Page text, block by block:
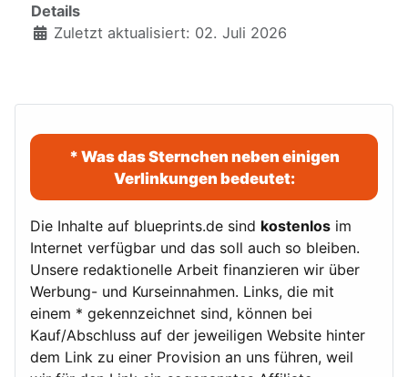
Details
Zuletzt aktualisiert: 02. Juli 2026
* Was das Sternchen neben einigen
Verlinkungen bedeutet:
Die Inhalte auf blueprints.de sind kostenlos im
Internet verfügbar und das soll auch so bleiben.
Unsere redaktionelle Arbeit finanzieren wir über
Werbung- und Kurseinnahmen. Links, die mit
einem * gekennzeichnet sind, können bei
Kauf/Abschluss auf der jeweiligen Website hinter
dem Link zu einer Provision an uns führen, weil